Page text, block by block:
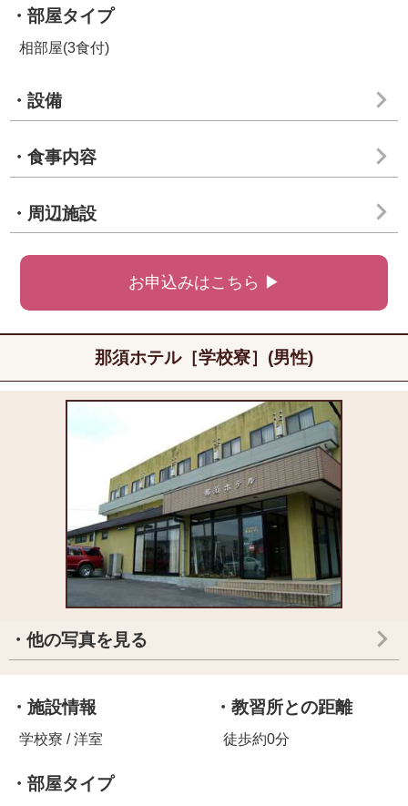
・部屋タイプ
相部屋(3食付)
・設備
・食事内容
・周辺施設
お申込みはこちら ▶
那須ホテル［学校寮］(男性)
・他の写真を見る
・施設情報
学校寮 / 洋室
・教習所との距離
徒歩約0分
・部屋タイプ